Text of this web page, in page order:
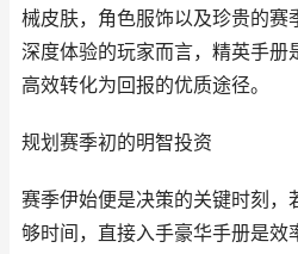
械皮肤，角色服饰以及珍贵的赛
深度体验的玩家而言，精英手册
高效转化为回报的优质途径。
规划赛季初的明智投资
赛季伊始便是决策的关键时刻，
够时间，直接入手豪华手册是效